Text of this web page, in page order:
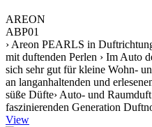
AREON
ABP01
› Areon PEARLS in
mit duftenden Perlen › Im Auto
sich sehr gut für kleine Wohn-
an langanhaltenden und
süße Düfte› Auto- und
faszinierenden Generation
View